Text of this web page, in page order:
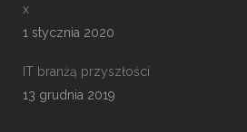
x
1 stycznia 2020
IT branżą przyszłości
13 grudnia 2019